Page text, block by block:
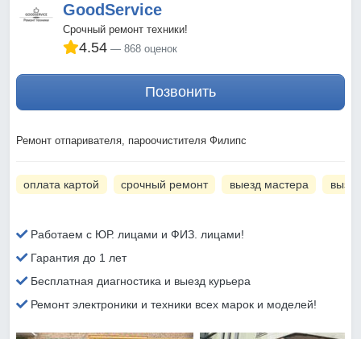
GoodService
Срочный ремонт техники!
4.54 868 оценок
Позвонить
Ремонт отпаривателя, пароочистителя Филипс
оплата картой срочный ремонт выезд мастера
Работаем с ЮР. лицами и ФИЗ. лицами!
Гарантия до 1 лет
Бесплатная диагностика и выезд курьера
Ремонт электроники и техники всех марок и моделей!